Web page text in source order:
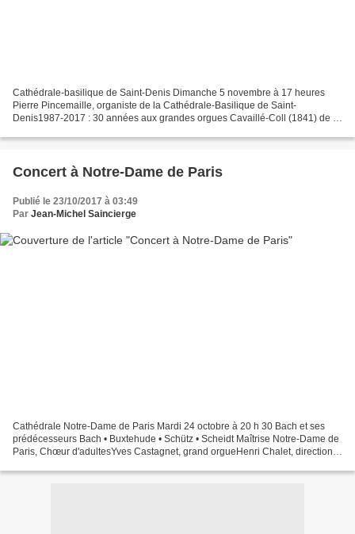
Cathédrale-basilique de Saint-Denis Dimanche 5 novembre à 17 heures
Pierre Pincemaille, organiste de la Cathédrale-Basilique de Saint-
Denis1987-2017 : 30 années aux grandes orgues Cavaillé-Coll (1841) de la
Concert à Notre-Dame de Paris
Publié le 23/10/2017 à 03:49
Par Jean-Michel Saincierge
Cathédrale Notre-Dame de Paris Mardi 24 octobre à 20 h 30 Bach et ses
prédécesseurs Bach • Buxtehude • Schütz • Scheidt Maîtrise Notre-Dame de
Paris, Chœur d'adultesYves Castagnet, grand orgueHenri Chalet, direction